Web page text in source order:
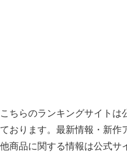
こちらのランキングサイトは
ております。最新情報・新作
他商品に関する情報は公式サ